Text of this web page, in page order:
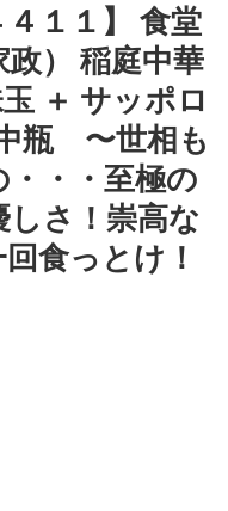
４１１】 食堂
） 稲庭中華
＋ サッポロ
瓶 〜世相も
・・至極の
さ！崇高な
食っとけ！